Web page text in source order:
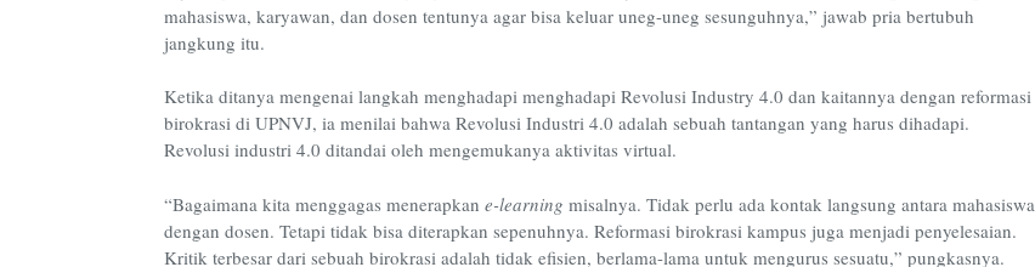
mahasiswa, karyawan, dan dosen tentunya agar bisa keluar uneg-uneg sesunguhnya,” jawab pria bertubuh
jangkung itu.
Ketika ditanya mengenai langkah menghadapi menghadapi Revolusi Industry 4.0 dan kaitannya dengan reformasi
birokrasi di UPNVJ, ia menilai bahwa Revolusi Industri 4.0 adalah sebuah tantangan yang harus dihadapi.
Revolusi industri 4.0 ditandai oleh mengemukanya aktivitas virtual.
“Bagaimana kita menggagas menerapkan e-learning misalnya. Tidak perlu ada kontak langsung antara mahasiswa
dengan dosen. Tetapi tidak bisa diterapkan sepenuhnya. Reformasi birokrasi kampus juga menjadi penyelesaian.
Kritik terbesar dari sebuah birokrasi adalah tidak efisien, berlama-lama untuk mengurus sesuatu,” pungkasnya.